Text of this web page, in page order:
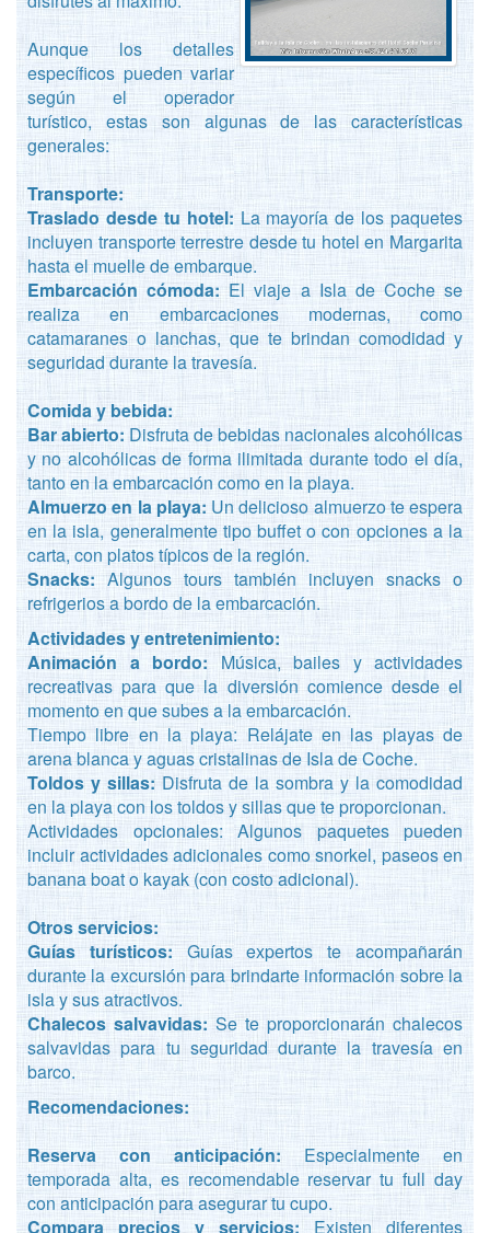
Aunque los detalles
específicos pueden variar
según el operador
turístico, estas son algunas de las características
generales:
Transporte:
Traslado desde tu hotel: La mayoría de los paquetes
incluyen transporte terrestre desde tu hotel en Margarita
hasta el muelle de embarque.
Embarcación cómoda:El viaje a Isla de Coche se
realiza en embarcaciones modernas, como
catamaranes o lanchas, que te brindan comodidad y
seguridad durante la travesía.
Comida y bebida:
Bar abierto: Disfruta de bebidas nacionales alcohólicas
y no alcohólicas de forma ilimitada durante todo el día,
tanto en la embarcación como en la playa.
Almuerzo en la playa: Un delicioso almuerzo te espera
en la isla, generalmente tipo buffet o con opciones a la
carta, con platos típicos de la región.
Snacks:Algunos tours también incluyen snacks o
refrigerios a bordo de la embarcación.
Actividades y entretenimiento:
Animación a bordo: Música, bailes y actividades
recreativas para que la diversión comience desde el
momento en que subes a la embarcación.
Tiempo libre en la playa: Relájate en las playas de
arena blanca y aguas cristalinas de Isla de Coche.
Toldos y sillas: Disfruta de la sombra y la comodidad
en la playa con los toldos y sillas que te proporcionan.
Actividades opcionales: Algunos paquetes pueden
incluir actividades adicionales como snorkel, paseos en
banana boat o kayak (con costo adicional).
Otros servicios:
Guías turísticos:Guías expertos te acompañarán
durante la excursión para brindarte información sobre la
isla y sus atractivos.
Chalecos salvavidas: Se te proporcionarán chalecos
salvavidas para tu seguridad durante la travesía en
barco.
Recomendaciones:
Reserva con anticipación:Especialmente en
temporada alta, es recomendable reservar tu full day
con anticipación para asegurar tu cupo.
Compara precios y servicios: Existen diferentes